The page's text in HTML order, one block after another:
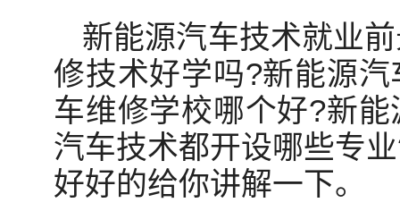
新能源汽车技术就业
修技术好学吗?新能源
车维修学校哪个好?新能
汽车技术都开设哪些专
好好的给你讲解一下。